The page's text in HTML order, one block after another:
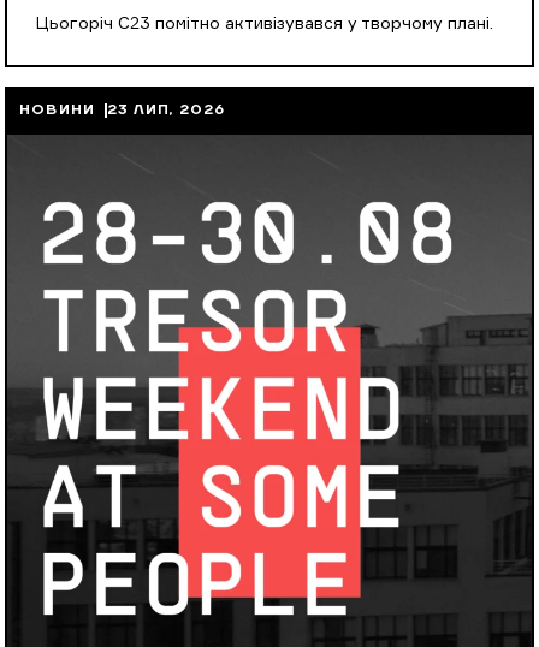
Цьогоріч С23 помітно активізувався у творчому плані.
НОВИНИ 23 ЛИП, 2026